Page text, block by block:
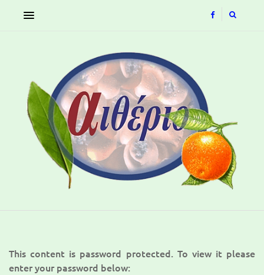
This content is password protected. To view it please
enter your password below: